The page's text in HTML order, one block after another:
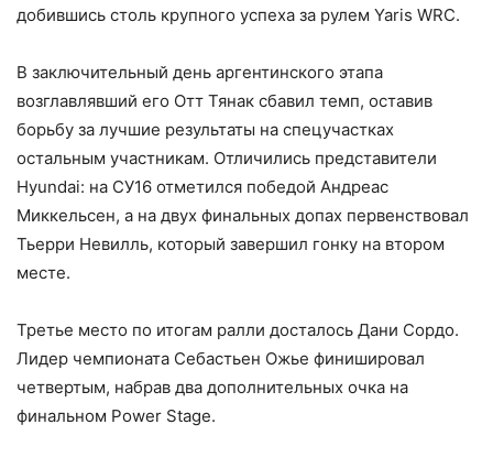
добившись столь крупного успеха за рулем Yaris WRC.
В заключительный день аргентинского этапа
возглавлявший его Отт Тянак сбавил темп, оставив
борьбу за лучшие результаты на спецучастках
остальным участникам. Отличились представители
Hyundai: на СУ16 отметился победой Андреас
Миккельсен, а на двух финальных допах первенствовал
Тьерри Невилль, который завершил гонку на втором
месте.
Третье место по итогам ралли досталось Дани Сордо.
Лидер чемпионата Себастьен Ожье финишировал
четвертым, набрав два дополнительных очка на
финальном Power Stage.